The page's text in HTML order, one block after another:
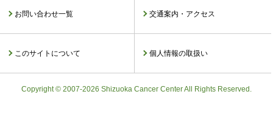
お問い合わせ一覧 交通案内・アクセス
このサイトについて 個人情報の取扱い
Copyright © 2007-2026 Shizuoka Cancer Center All Rights Reserved.